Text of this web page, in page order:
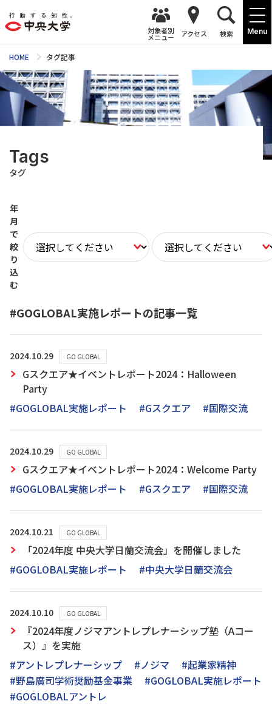
Menu
対象者別
メニュー アクセス 検索
HOME タグ記事
Tags
タグ
年
月
で
絞
り
込
む
#GOGLOBAL実施レポートの記事一覧
2024.10.29 GO GLOBAL
Gスクエア★イベントレポート2024：Halloween
Party
#GOGLOBAL実施レポート
#Gスクエア #国際交流
2024.10.29 GO GLOBAL
Gスクエア★イベントレポート2024：Welcome Party
#GOGLOBAL実施レポート
#Gスクエア #国際交流
2024.10.21 GO GLOBAL
「2024年度 中央大学日蘭交流会」を開催しました
#GOGLOBAL実施レポート
#中央大学日蘭交流会
2024.10.10 GO GLOBAL
『2024年度ノジマアントレプレナーシップ塾（Aコー
ス）』を実施
#アントレプレナーシップ
#ノジマ
#起業家精神
#野島廣司学術奨励基金事業
#GOGLOBAL実施レポート
#GOGLOBALアントレ